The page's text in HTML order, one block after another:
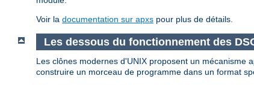
Voir la documentation sur apxs pour plus de détails.
Les dessous du fonctionnement des
Les clônes modernes d'UNIX proposent un mécanisme
construire un morceau de programme dans un format